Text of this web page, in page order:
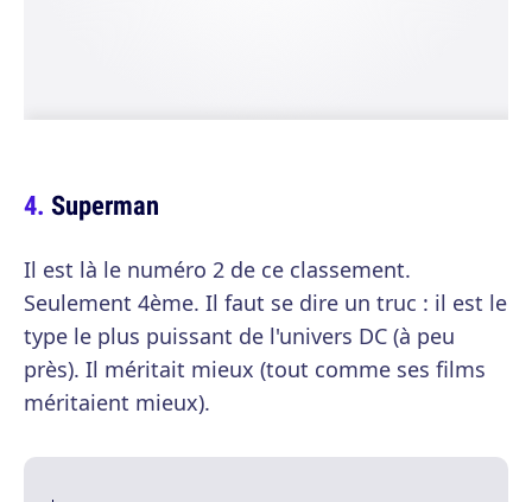
Superman
Il est là le numéro 2 de ce classement.
Seulement 4ème. Il faut se dire un truc : il est le
type le plus puissant de l'univers DC (à peu
près). Il méritait mieux (tout comme ses films
méritaient mieux).